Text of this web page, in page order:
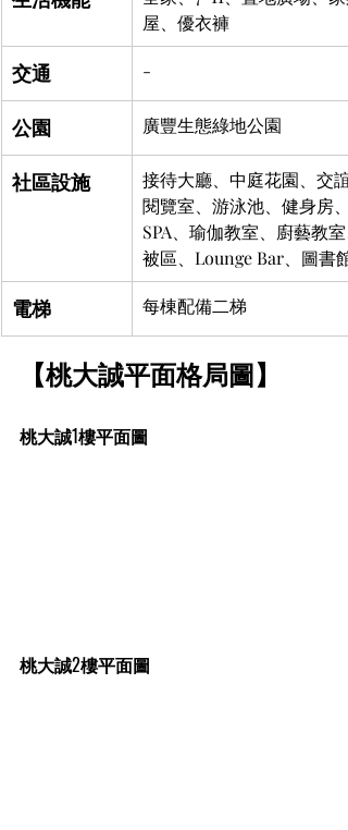
屋、優衣褲
交通 -
公園 廣豐生態綠地公園
社區設施
接待大廳、中庭花園、交
閱覽室、游泳池、健身房
SPA、瑜伽教室、廚藝教室
被區、Lounge Bar、圖書館
電梯 每棟配備二梯
【桃大誠平面格局圖】
桃大誠1樓平面圖
桃大誠2樓平面圖